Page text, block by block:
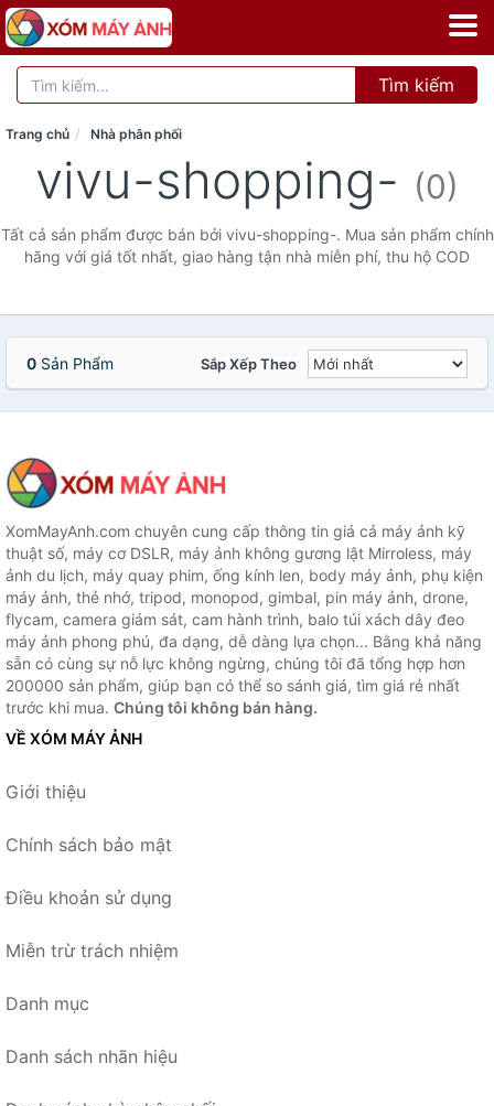
Tìm kiếm
Trang chủ Nhà phân phối
vivu-shopping- (0)
Tất cả sản phẩm được bán bởi vivu-shopping-. Mua sản phẩm chính
hãng với giá tốt nhất, giao hàng tận nhà miễn phí, thu hộ COD
0 Sản Phẩm Sắp Xếp Theo
XomMayAnh.com chuyên cung cấp thông tin giá cả máy ảnh kỹ
thuật số, máy cơ DSLR, máy ảnh không gương lật Mirroless, máy
ảnh du lịch, máy quay phim, ống kính len, body máy ảnh, phụ kiện
máy ảnh, thẻ nhớ, tripod, monopod, gimbal, pin máy ảnh, drone,
flycam, camera giám sát, cam hành trình, balo túi xách dây đeo
máy ảnh phong phú, đa dạng, dễ dàng lựa chọn... Bằng khả năng
sẵn có cùng sự nỗ lực không ngừng, chúng tôi đã tổng hợp hơn
200000 sản phẩm, giúp bạn có thể so sánh giá, tìm giá rẻ nhất
trước khi mua. Chúng tôi không bán hàng.
VỀ XÓM MÁY ẢNH
Giới thiệu
Chính sách bảo mật
Điều khoản sử dụng
Miễn trừ trách nhiệm
Danh mục
Danh sách nhãn hiệu